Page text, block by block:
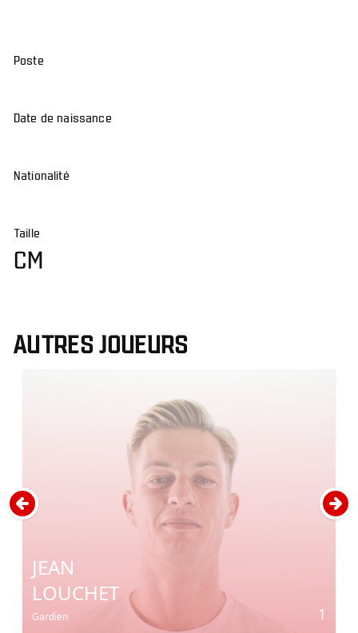
Poste
Date de naissance
Nationalité
Taille
CM
AUTRES JOUEURS
JEAN
LOUCHET
Gardien 1